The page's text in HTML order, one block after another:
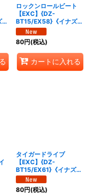
ロックンロールビート
【EXC】{DZ-
BT15/EX58}《イナズマ
イレブン》
80円(税込)
カートに入れる
タイガードライブ
【EXC】{DZ-
BT15/EX61}《イナズマ
イレブン》
80円(税込)